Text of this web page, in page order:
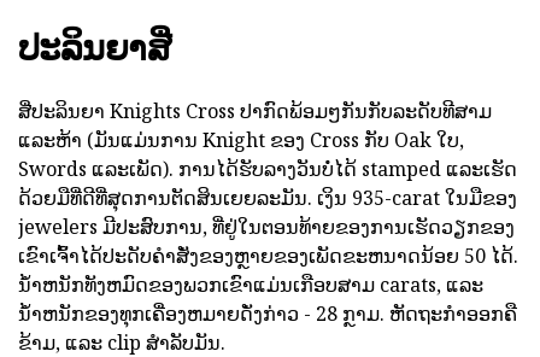
ປະລິນຍາສີ່
ສີ່ປະລິນຍາ Knights Cross ປາກົດພ້ອມໆກັນກັບລະດັບທີສາມ
ແລະຫ້າ (ມັນແມ່ນການ Knight ຂອງ Cross ກັບ Oak ໃບ,
Swords ແລະເພັດ). ການໄດ້ຮັບລາງວັນບໍ່ໄດ້ stamped ແລະເຮັດ
ດ້ວຍມືທີ່ດີທີ່ສຸດການຕັດສິນເຍຍລະມັນ. ເງິນ 935-carat ໃນມືຂອງ
jewelers ມີປະສົບການ, ທີ່ຢູ່ໃນຕອນທ້າຍຂອງການເຮັດວຽກຂອງ
ເຂົາເຈົ້າໄດ້ປະດັບຄໍາສັ່ງຂອງຫຼາຍຂອງເພັດຂະຫນາດນ້ອຍ 50 ໄດ້.
ນ້ໍາຫນັກທັງຫມົດຂອງພວກເຂົາແມ່ນເກືອບສາມ carats, ແລະ
ນ້ໍາຫນັກຂອງທຸກເຄື່ອງຫມາຍດັ່ງກ່າວ - 28 ກຼາມ. ຫັດຖະກໍາອອກຄື
ຂ້າມ, ແລະ clip ສໍາລັບມັນ.